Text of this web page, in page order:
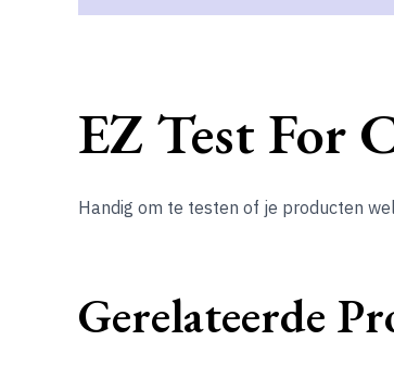
EZ Test For
Handig om te testen of je producten
Gerelateerde